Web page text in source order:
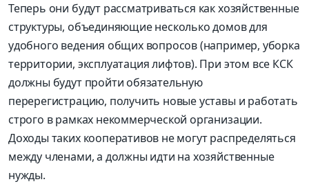
Теперь они будут рассматриваться как хозяйственные
структуры, объединяющие несколько домов для
удобного ведения общих вопросов (например, уборка
территории, эксплуатация лифтов). При этом все КСК
должны будут пройти обязательную
перерегистрацию, получить новые уставы и работать
строго в рамках некоммерческой организации.
Доходы таких кооперативов не могут распределяться
между членами, а должны идти на хозяйственные
нужды.